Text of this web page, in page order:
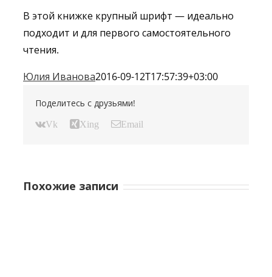
В этой книжке крупный шрифт — идеально
подходит и для первого самостоятельного
чтения.
Юлия Иванова2016-09-12T17:57:39+03:00
Поделитесь с друзьями!
Vk Xing Email
Похожие записи